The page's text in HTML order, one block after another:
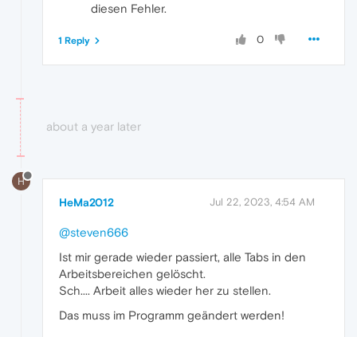
diesen Fehler.
0
1 Reply
about a year later
H
HeMa2012 Jul 22, 2023, 4:54 AM
@steven666
Ist mir gerade wieder passiert, alle Tabs in den
Arbeitsbereichen gelöscht.
Sch.... Arbeit alles wieder her zu stellen.
Das muss im Programm geändert werden!